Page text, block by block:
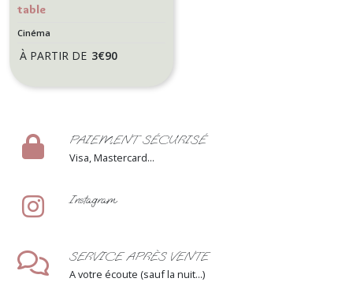
table
personnalisée
anniversaire -
Cinéma
À PARTIR DE 3€90
PAIEMENT SÉCURISÉ
Visa, Mastercard...
Instagram
SERVICE APRÈS VENTE
A votre écoute (sauf la nuit...)